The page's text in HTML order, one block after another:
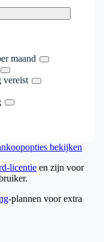
maand
vereist
bekijken
licentie en zijn voor
-plannen voor extra